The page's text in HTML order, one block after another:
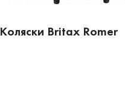
Коляски Britax Romer